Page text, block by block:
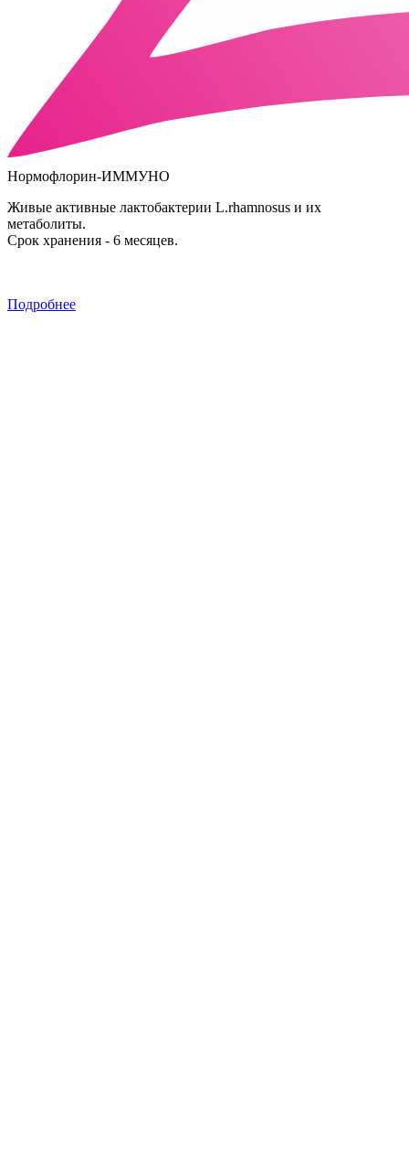
Нормофлорин-ИММУНО
Живые активные лактобактерии L.rhamnosus и их
метаболиты.
Срок хранения - 6 месяцев.
Подробнее